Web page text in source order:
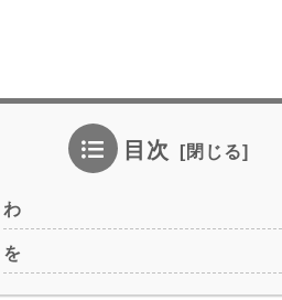
目次
わ
を